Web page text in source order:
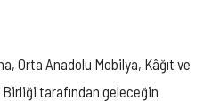
Orta Anadolu Mobilya, Kâğıt ve
Birliği tarafından geleceğin